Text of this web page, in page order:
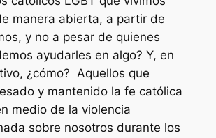
manera abierta, a partir de
y no a pesar de quienes
ayudarles en algo? Y, en
¿cómo? Aquellos que
y mantenido la fe católica
medio de la violencia
sobre nosotros durante los